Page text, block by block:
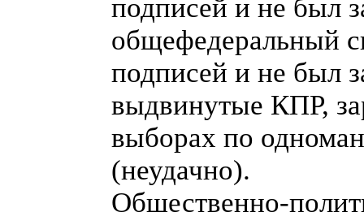
подписей и не был
общефедеральный
подписей и не был
выдвинутые КПР,
выборах по
(неудачно).
Общественно-